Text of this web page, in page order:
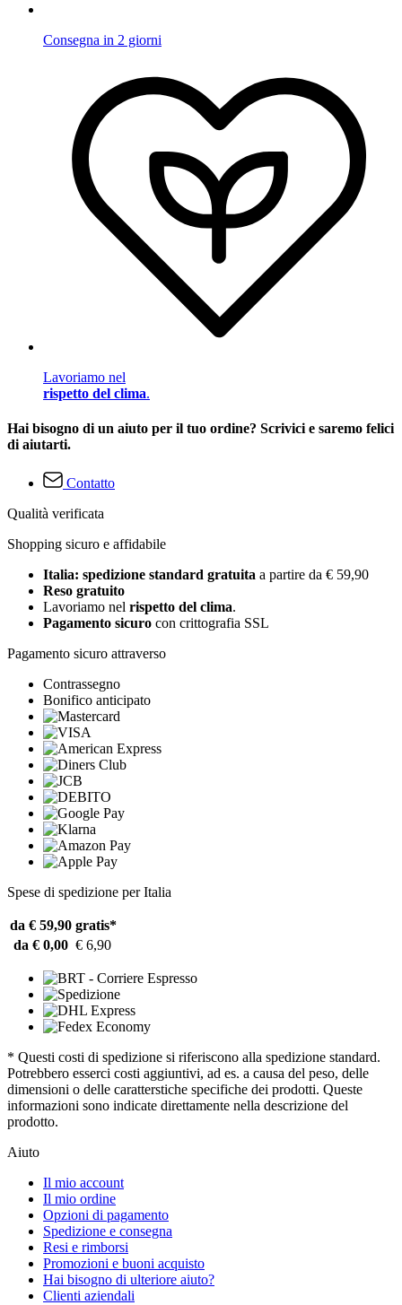
Consegna in 2 giorni
Lavoriamo nel
rispetto del clima.
Hai bisogno di un aiuto per il tuo ordine? Scrivici e saremo felici
di aiutarti.
Contatto
Qualità verificata
Shopping sicuro e affidabile
Italia: spedizione standard gratuita a partire da € 59,90
Reso gratuito
Lavoriamo nel rispetto del clima.
Pagamento sicuro con crittografia SSL
Pagamento sicuro attraverso
Contrassegno
Bonifico anticipato
Spese di spedizione per Italia
da € 59,90 gratis*
da € 0,00 € 6,90
* Questi costi di spedizione si riferiscono alla spedizione standard.
Potrebbero esserci costi aggiuntivi, ad es. a causa del peso, delle
dimensioni o delle caratterstiche specifiche dei prodotti. Queste
informazioni sono indicate direttamente nella descrizione del
prodotto.
Aiuto
Il mio account
Il mio ordine
Opzioni di pagamento
Spedizione e consegna
Resi e rimborsi
Promozioni e buoni acquisto
Hai bisogno di ulteriore aiuto?
Clienti aziendali